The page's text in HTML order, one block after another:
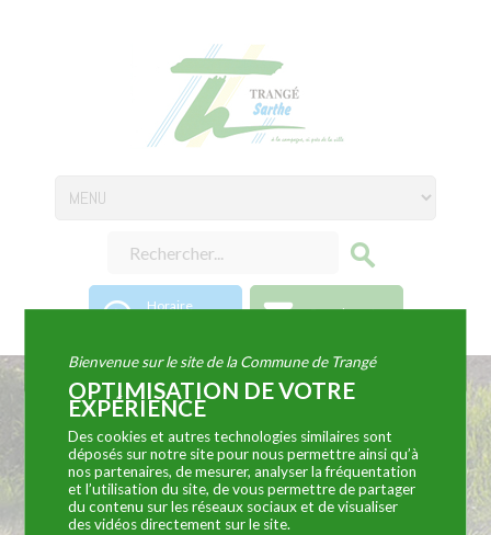
Horaire
Coordonnées
S.C.I.E. (dépollution
pour l’industrie)
Bienvenue sur le site de la Commune de Trangé
OPTIMISATION DE VOTRE
EXPÉRIENCE
Des cookies et autres technologies similaires sont
déposés sur notre site pour nous permettre ainsi qu’à
nos partenaires, de mesurer, analyser la fréquentation
et l’utilisation du site, de vous permettre de partager
du contenu sur les réseaux sociaux et de visualiser
des vidéos directement sur le site.